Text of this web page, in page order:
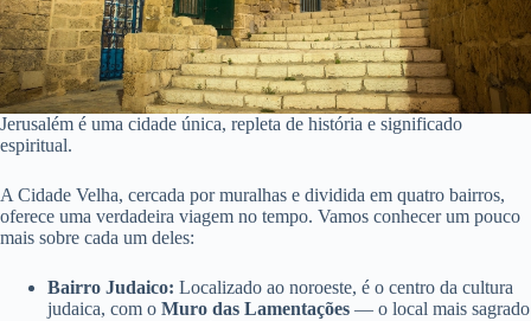
Jerusalém é uma cidade única, repleta de história e significado
espiritual.
A Cidade Velha, cercada por muralhas e dividida em quatro bairros,
oferece uma verdadeira viagem no tempo. Vamos conhecer um pouco
mais sobre cada um deles:
Bairro Judaico: Localizado ao noroeste, é o centro da cultura
judaica, com o Muro das Lamentações — o local mais sagrado